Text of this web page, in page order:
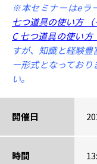
※本セミナーはeラ
七つ道具の使い方 （
C 七つ道具の使い方
すが、知識と経験
ー形式となってお
い。
開催日
時間